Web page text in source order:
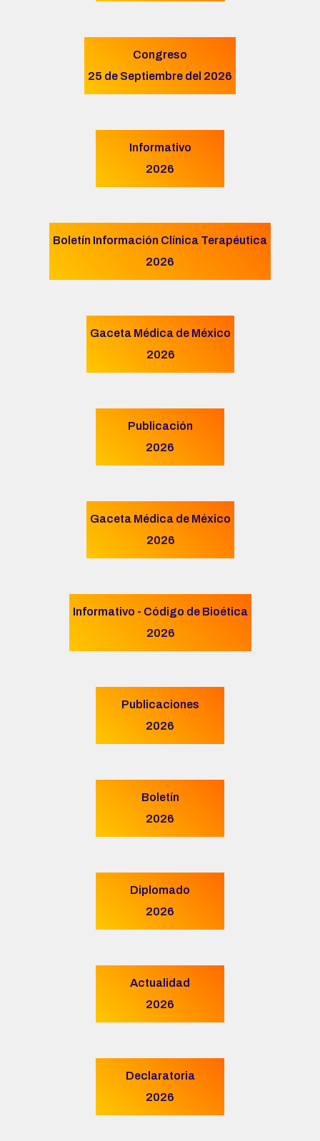
Congreso
25 de Septiembre del 2026
Informativo
2026
Boletín Información Clínica Terapéutica
2026
Gaceta Médica de México
2026
Publicación
2026
Gaceta Médica de México
2026
Informativo - Código de Bioética
2026
Publicaciones
2026
Boletín
2026
Diplomado
2026
Actualidad
2026
Declaratoria
2026